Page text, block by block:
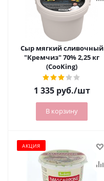
Сыр мягкий сливочный
"Кремчиз" 70% 2,25 кг
(CooKing)
1 335руб./шт
В корзину
АКЦИЯ